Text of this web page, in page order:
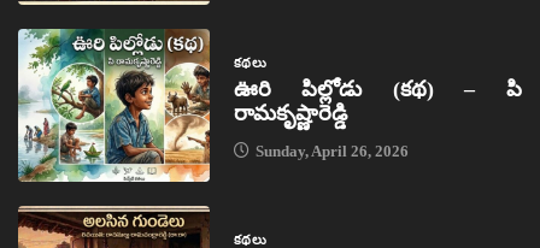
కథలు
ఊరి పిల్లోడు (కథ) – పి
రామకృష్ణారెడ్డి
Sunday, April 26, 2026
కథలు